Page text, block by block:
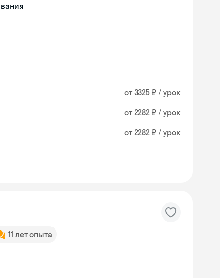
от 3325 ₽ / урок
от 2282 ₽ / урок
от 2282 ₽ / урок
11 лет опыта